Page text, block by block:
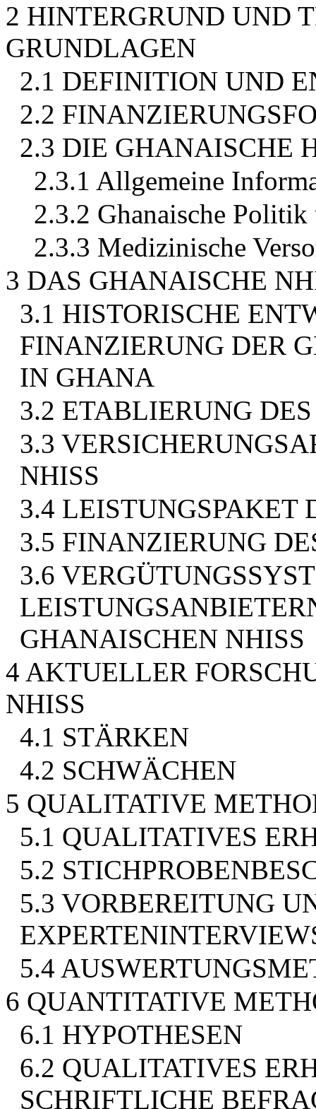
2 HINTERGRUND UND
GRUNDLAGEN
2.1 DEFINITION UND
2.2
2.3 DIE GHANAISCHE
2.3.1 Allgemeine
2.3.2 Ghanaische
2.3.3 Medizinische
3 DAS GHANAISCHE
3.1 HISTORISCHE
FINANZIERUNG DER
IN GHANA
3.2 ETABLIERUNG
3.3
NHISS
3.4 LEISTUNGSPAKET
3.5 FINANZIERUNG
3.6
GHANAISCHEN NHISS
4 AKTUELLER
NHISS
4.1 STÄRKEN
4.2 SCHWÄCHEN
5 QUALITATIVE
5.1 QUALITATIVES
5.2
5.3 VORBEREITUNG
5.4
6 QUANTITATIVE
6.1 HYPOTHESEN
6.2 QUALITATIVES
SCHRIFTLICHE